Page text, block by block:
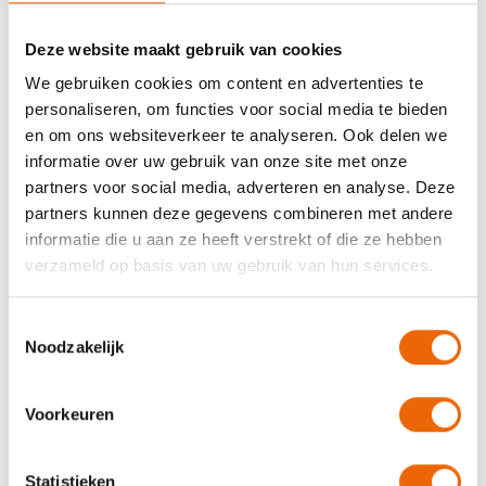
Deze website maakt gebruik van cookies
We gebruiken cookies om content en advertenties te
personaliseren, om functies voor social media te bieden
en om ons websiteverkeer te analyseren. Ook delen we
informatie over uw gebruik van onze site met onze
partners voor social media, adverteren en analyse. Deze
partners kunnen deze gegevens combineren met andere
informatie die u aan ze heeft verstrekt of die ze hebben
verzameld op basis van uw gebruik van hun services.
Noodzakelijk
Voorkeuren
Statistieken
drinken of stoppen met roken. Beter slapen,
Logopedie
Externe samenwerkingspartner, gespecialiseerd
in het begrijpen en produceren van gesproken en
geschreven taal. Voor meer informatie of om een
afspraak te maken, kun je contact opnemen met
één van onze samenwerkingspartners:
www.centrum2spraak.nl /
www.logopedievroomshoop.nl.